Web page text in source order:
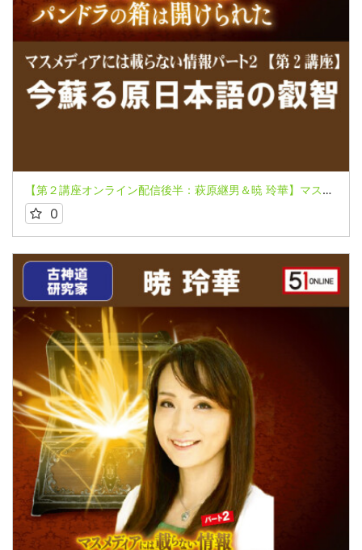
【第２講座オンライン配信後半：萩原継男＆暁 玲華】マスメディアには載らない情報パート２～パンドラの箱は開けられた～【いまよみがえる原日本語の叡智 日本を鎮める要…鹿島-香取】
0